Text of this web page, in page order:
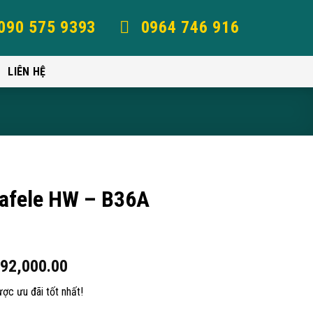
575 9393 0964 746 916
LIÊN HỆ
HW – B36A
ưu đãi tốt nhất!